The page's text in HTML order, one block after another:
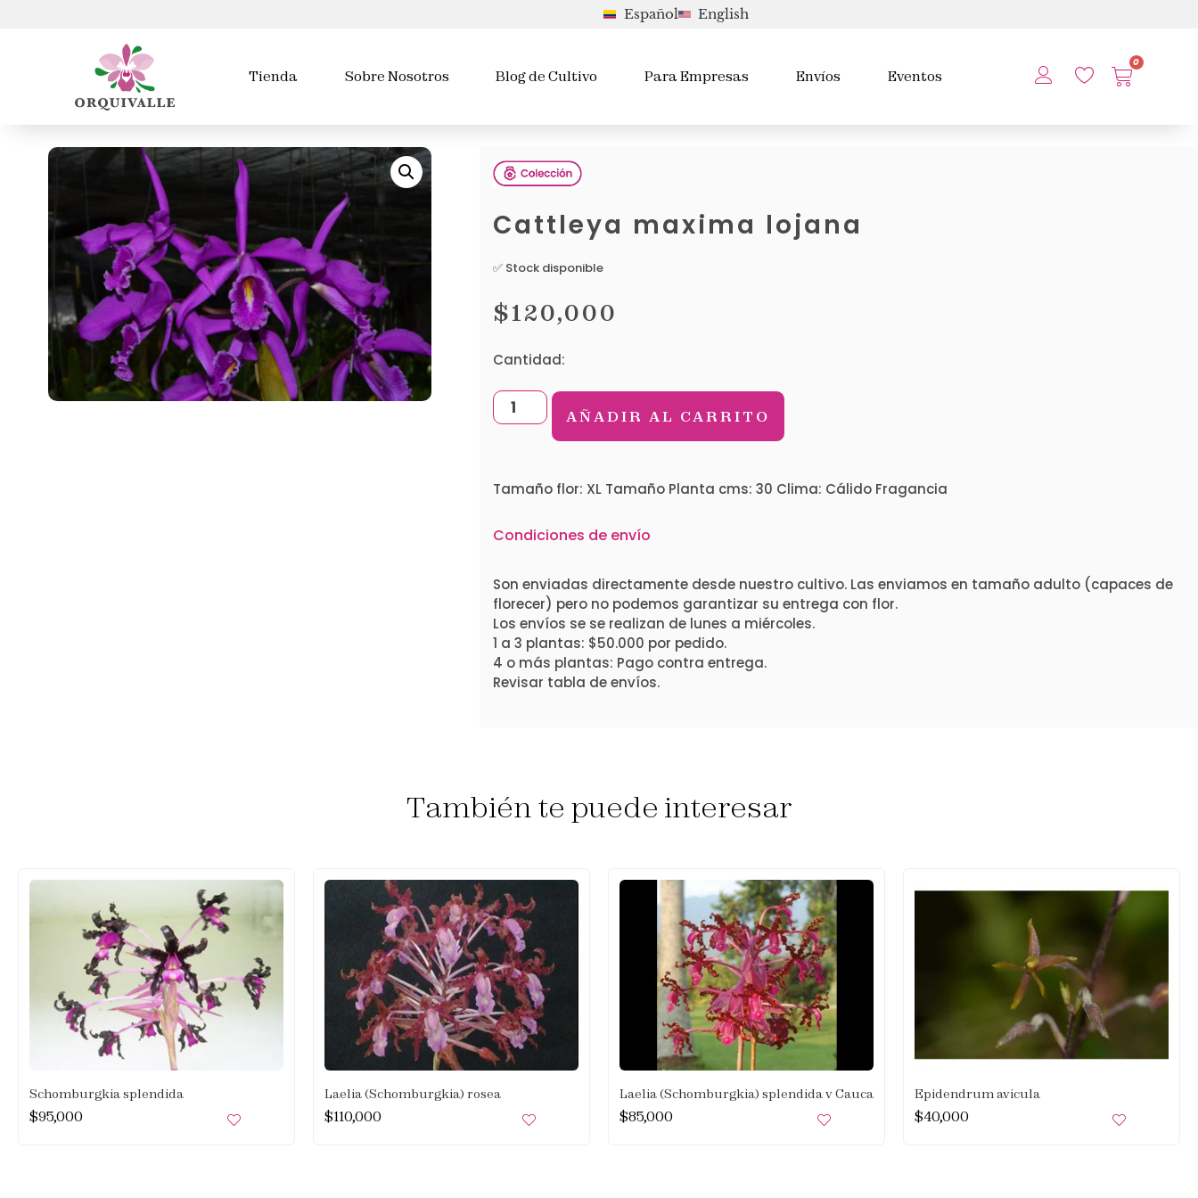
Español English
Tienda Sobre Nosotros Blog de Cultivo Para Empresas Envíos Eventos
0
Cattleya maxima lojana
✅ Stock disponible
$120,000
Cantidad:
AÑADIR AL CARRITO
Tamaño flor: XL Tamaño Planta cms: 30 Clima: Cálido Fragancia
Condiciones de envío
Son enviadas directamente desde nuestro cultivo. Las enviamos en tamaño adulto (capaces de
florecer) pero no podemos garantizar su entrega con flor.
Los envíos se se realizan de lunes a miércoles.
1 a 3 plantas: $50.000 por pedido.
4 o más plantas: Pago contra entrega.
Revisar tabla de envíos.
También te puede interesar
Schomburgkia splendida
$95,000
Laelia (Schomburgkia) rosea
$110,000
Laelia (Schomburgkia) splendida v Cauca
$85,000
Epidendrum avicula
$40,000